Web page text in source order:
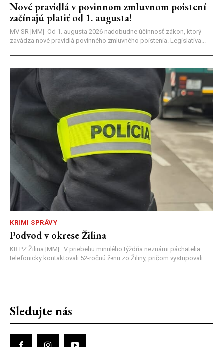
Nové pravidlá v povinnom zmluvnom poistení
začínajú platiť od 1. augusta!
MV SR |MM| Od 1. augusta 2026 nadobudne účinnosť zákon, ktorý
zavádza nové pravidlá povinného zmluvného poistenia. Legislatíva...
KRIMI SPRÁVY
Podvod v okrese Žilina
KR PZ Žilina |MM| V priebehu minulého týždňa neznámi páchatelia
telefonicky kontaktovali 52-ročnú ženu zo Žiliny, pričom vystupovali...
Sledujte nás